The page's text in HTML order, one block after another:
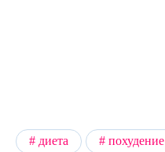
диета похудение